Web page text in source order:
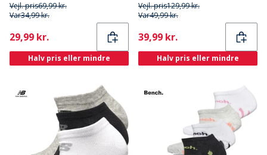
Vejl. pris69,99 kr.
Var34,99 kr.
Current
29,99 kr.
Halv pris eller mindre
Vejl. pris129,99 kr.
Var49,99 kr.
Current
39,99 kr.
Halv pris eller mindre